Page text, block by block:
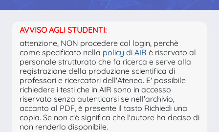
AVVISO AGLI STUDENTI:
attenzione, NON procedere col login, perchè
come specificato nella policy di AIR è riservato al
personale strutturato che fa ricerca e serve alla
registrazione della produzione scientifica di
professori e ricercatori dell'Ateneo. E' possibile
richiedere i testi che in AIR sono in accesso
riservato senza autenticarsi se nell'archivio,
accanto al PDF, è presente il tasto Richiedi una
copia. Se non c'è significa che l'autore ha deciso di
non renderlo disponibile.